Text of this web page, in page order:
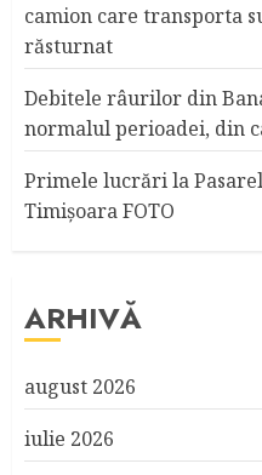
camion care transporta
răsturnat
Debitele râurilor din
normalul perioadei, din
Primele lucrări la
Timişoara FOTO
ARHIVĂ
august 2026
iulie 2026